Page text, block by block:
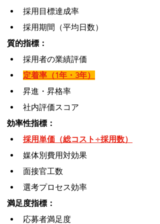
採用目標達成率
採用期間（平均日数）
質的指標：
採用者の業績評価
定着率（1年・3年）
昇進・昇格率
社内評価スコア
効率性指標：
採用単価（総コスト÷採用数）
媒体別費用対効果
面接官工数
選考プロセス効率
満足度指標：
応募者満足度